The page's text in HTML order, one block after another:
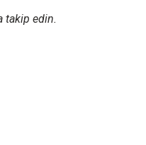
takip edin.